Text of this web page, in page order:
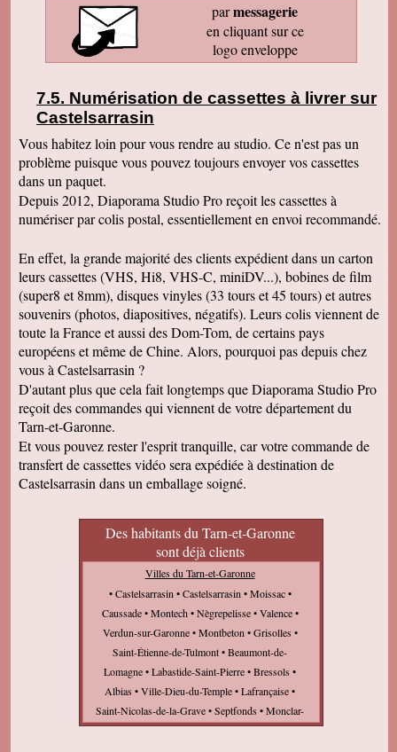
parmessagerie
en cliquant sur ce
logo enveloppe
Numérisation de cassettes à livrer sur
Castelsarrasin
Vous habitez loin pour vous rendre au studio. Ce n'est pas un
problème puisque vous pouvez toujours envoyer vos cassettes
dans un paquet.
Depuis 2012, Diaporama Studio Pro reçoit les cassettes à
numériser par colis postal, essentiellement en envoi recommandé.
En effet, la grande majorité des clients expédient dans un carton
leurs cassettes (VHS, Hi8, VHS-C, miniDV...), bobines de film
(super8 et 8mm), disques vinyles (33 tours et 45 tours) et autres
souvenirs (photos, diapositives, négatifs). Leurs colis viennent de
toute la France et aussi des Dom-Tom, de certains pays
européens et même de Chine. Alors, pourquoi pas depuis chez
vous à Castelsarrasin ?
D'autant plus que cela fait longtemps que Diaporama Studio Pro
reçoit des commandes qui viennent de votre département du
Tarn-et-Garonne.
Et vous pouvez rester l'esprit tranquille, car votre commande de
transfert de cassettes vidéo sera expédiée à destination de
Castelsarrasin dans un emballage soigné.
Des habitants du Tarn-et-Garonne
sont déjà clients
Villes du Tarn-et-Garonne
• Castelsarrasin • Castelsarrasin • Moissac •
Caussade • Montech • Nègrepelisse • Valence •
Verdun-sur-Garonne • Montbeton • Grisolles •
Saint-Étienne-de-Tulmont • Beaumont-de-
Lomagne • Labastide-Saint-Pierre • Bressols •
Albias • Ville-Dieu-du-Temple • Lafrançaise •
Saint-Nicolas-de-la-Grave • Septfonds • Monclar-
de-Quercy • Saint-Nauphary • Saint-Antonin-